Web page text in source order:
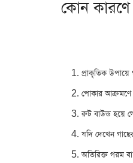
কোন কারণে
প্রাকৃতিক
পোকার আক্রমণে
রুট বাউন্ড হয়ে
যদি দেখেন
অতিরিক্ত গরম